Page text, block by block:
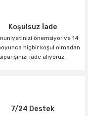
Koşulsuz İade
önemsiyor ve 14
hiçbir koşul olmadan
siparişinizi iade alıyoruz.
7/24 Destek